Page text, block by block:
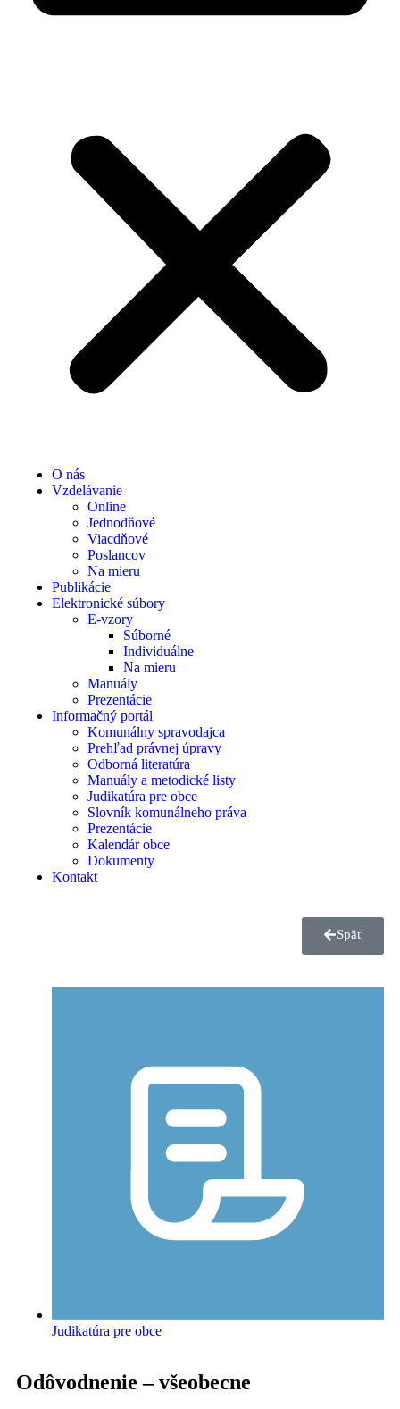
O nás
Vzdelávanie
Online
Jednodňové
Viacdňové
Poslancov
Na mieru
Publikácie
Elektronické súbory
E-vzory
Súborné
Individuálne
Na mieru
Manuály
Prezentácie
Informačný portál
Komunálny spravodajca
Prehľad právnej úpravy
Odborná literatúra
Manuály a metodické listy
Judikatúra pre obce
Slovník komunálneho práva
Prezentácie
Kalendár obce
Dokumenty
Kontakt
Späť
Judikatúra pre obce
Odôvodnenie – všeobecne